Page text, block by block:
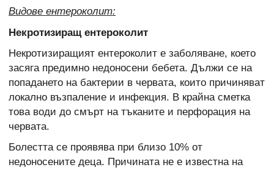
Видове ентероколит:
Некротизиращ ентероколит
Некротизиращият ентероколит е заболяване, което
засяга предимно недоносени бебета. Дължи се на
попадането на бактерии в червата, които причиняват
локално възпаление и инфекция. В крайна сметка
това води до смърт на тъканите и перфорация на
червата.
Болестта се проявява при близо 10% от
недоносените деца. Причината не е известна на